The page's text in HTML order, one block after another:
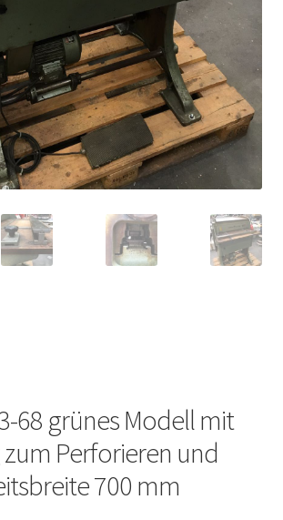
68 grünes Modell mit
Perforieren und
700 mm